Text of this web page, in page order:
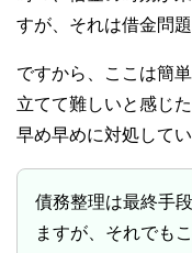
すが、それは借金問
ですから、ここは簡
立てて難しいと感じ
早め早めに対処して
債務整理は最終手
ますが、それでも